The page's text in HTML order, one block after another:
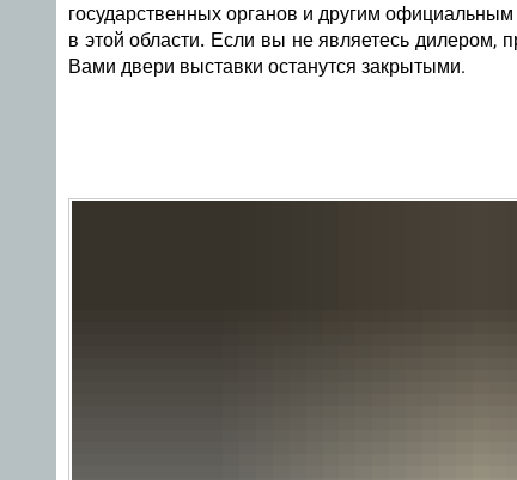
государственных органов и другим
в этой области. Если вы не являетесь дилером,
Вами двери выставки останутся закрытыми.